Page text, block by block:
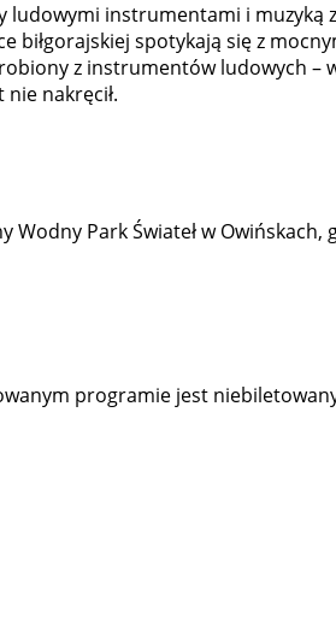
instrumentami i muzyką
biłgorajskiej spotykają się z
z instrumentów ludowych –
nakręcił.
Wodny Park Świateł w
programie jest